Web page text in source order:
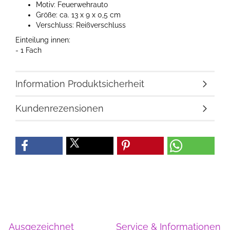
Motiv: Feuerwehrauto
Größe: ca. 13 x 9 x 0,5 cm
Verschluss: Reißverschluss
Einteilung innen:
- 1 Fach
Information Produktsicherheit
Kundenrezensionen
Ausgezeichnet Service & Informationen